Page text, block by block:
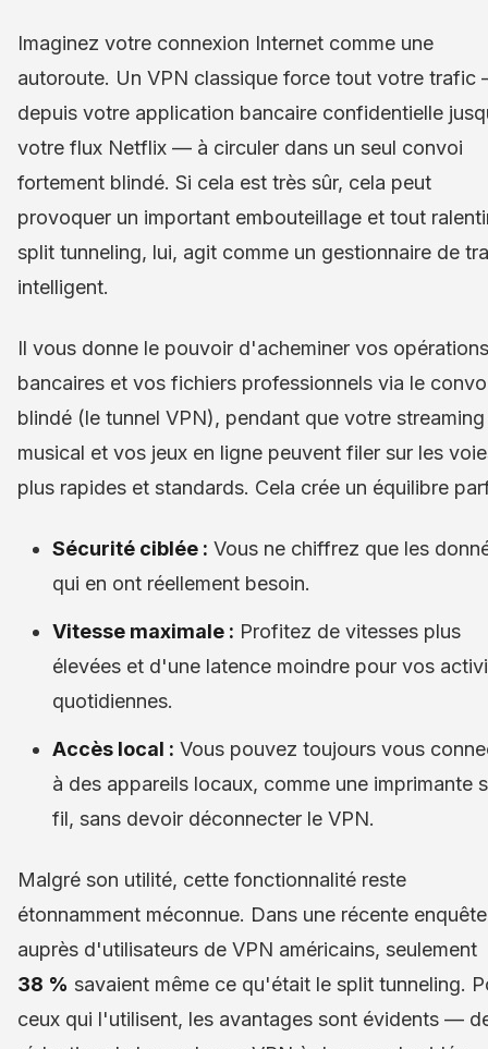
Imaginez votre connexion Internet comme une
autoroute. Un VPN classique force tout votre trafic
depuis votre application bancaire confidentielle
votre flux Netflix — à circuler dans un seul convoi
fortement blindé. Si cela est très sûr, cela peut
provoquer un important embouteillage et tout
split tunneling, lui, agit comme un gestionnaire de
intelligent.
Il vous donne le pouvoir d'acheminer vos opérations
bancaires et vos fichiers professionnels via le
blindé (le tunnel VPN), pendant que votre streaming
musical et vos jeux en ligne peuvent filer sur les
plus rapides et standards. Cela crée un équilibre
Sécurité ciblée : Vous ne chiffrez que les
qui en ont réellement besoin.
Vitesse maximale : Profitez de vitesses plus
élevées et d'une latence moindre pour vos
quotidiennes.
Accès local : Vous pouvez toujours vous
à des appareils locaux, comme une imprimante
fil, sans devoir déconnecter le VPN.
Malgré son utilité, cette fonctionnalité reste
étonnamment méconnue. Dans une récente enquête
auprès d'utilisateurs de VPN américains, seulement
38 % savaient même ce qu'était le split tunneling.
ceux qui l'utilisent, les avantages sont évidents —